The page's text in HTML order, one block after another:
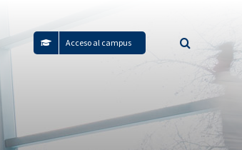
Acceso al campus